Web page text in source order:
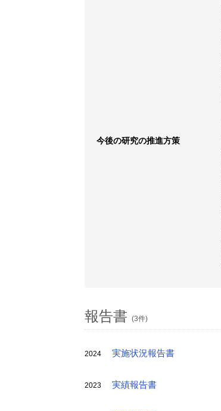
今後の研究の推進方策
報告書 (3件)
2024 実施状況報告書
2023 実績報告書